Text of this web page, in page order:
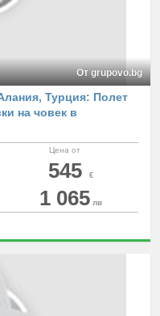
От grupovo.bg
Турция: Полет
на човек в
Цена от
545 €
1 065 лв